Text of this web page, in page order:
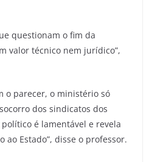
questionam o fim da
valor técnico nem jurídico”,
o parecer, o ministério só
dos sindicatos dos
é lamentável e revela
Estado”, disse o professor.